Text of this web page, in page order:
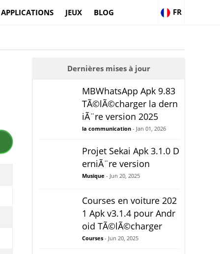
APPLICATIONS JEUX BLOG FR
Dernières mises à jour
MBWhatsApp Apk 9.83
TÃ©lÃ©charger la dern
iÃ¨re version 2025
la communication - Jan 01, 2026
Projet Sekai Apk 3.1.0 D
erniÃ¨re version
Musique - Jun 20, 2025
Courses en voiture 202
1 Apk v3.1.4 pour Andr
oid TÃ©lÃ©charger
Courses - Jun 20, 2025